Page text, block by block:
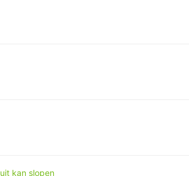
kan slopen